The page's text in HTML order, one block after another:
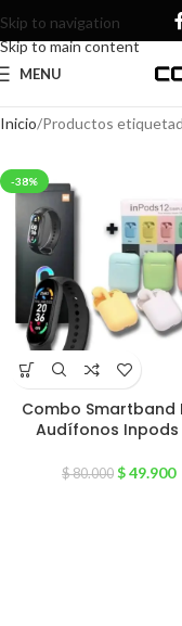
Skip to navigation
Skip to main content
MENU
Inicio Productos
-38%
Combo Smartband
Audífonos Inpods
$80.000 $49.900